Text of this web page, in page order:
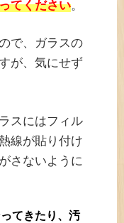
てください。
で、ガラスの
が、気にせず
スにはフィル
線が貼り付け
さないように
てきたり、汚